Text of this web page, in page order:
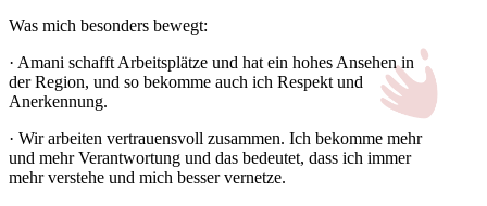
Was mich besonders bewegt:
· Amani schafft Arbeitsplätze und hat ein hohes Ansehen in
der Region, und so bekomme auch ich Respekt und
Anerkennung.
· Wir arbeiten vertrauensvoll zusammen. Ich bekomme mehr
und mehr Verantwortung und das bedeutet, dass ich immer
mehr verstehe und mich besser vernetze.